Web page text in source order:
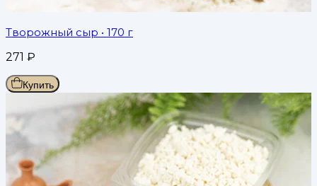
Творожный сыр • 170 г
271 ₽
Купить